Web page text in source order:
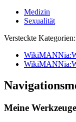
Medizin
Sexualität
Versteckte Kategorien:
Meine Werkzeuge